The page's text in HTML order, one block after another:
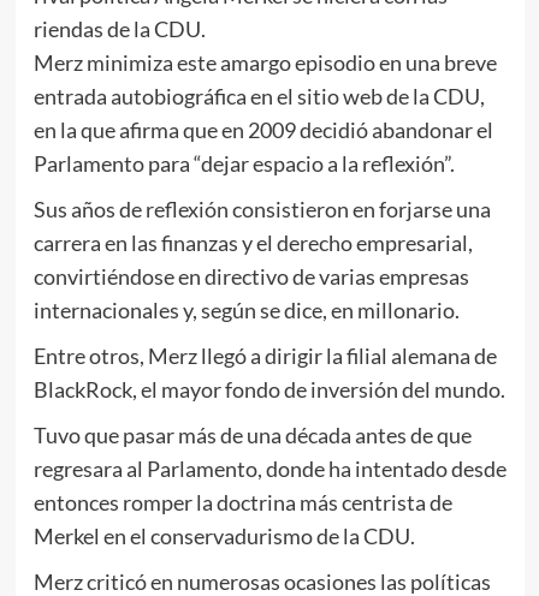
riendas de la CDU.
Merz minimiza este amargo episodio en una breve
entrada autobiográfica en el sitio web de la CDU,
en la que afirma que en 2009 decidió abandonar el
Parlamento para “dejar espacio a la reflexión”.
Sus años de reflexión consistieron en forjarse una
carrera en las finanzas y el derecho empresarial,
convirtiéndose en directivo de varias empresas
internacionales y, según se dice, en millonario.
Entre otros, Merz llegó a dirigir la filial alemana de
BlackRock, el mayor fondo de inversión del mundo.
Tuvo que pasar más de una década antes de que
regresara al Parlamento, donde ha intentado desde
entonces romper la doctrina más centrista de
Merkel en el conservadurismo de la CDU.
Merz criticó en numerosas ocasiones las políticas